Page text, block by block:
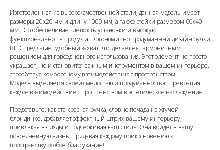
Изготовленная из высококачественной стали, данная модель имеет
размеры 20x20 мм и длину 1000 мм, а также стойки размером 60x40
мм. Это обеспечивает легкость установки и высокую
функциональность продукта. Эргономично продуманный дизайн ручки
RED предлагает удобный захват, что делает её гармоничным
решением для повседневного использования. Этот элемент не просто
украшает, но и становится важным инструментом в вашем интерьере,
способствуя комфортному взаимодействию с пространством.
Модель выделяется своей смелостью и продуманностью, превращая
каждое взаимодействие с пространством в эстетическое наслаждение.
Представьте, как эта красная ручка, словно помада на жгучей
блондинке, добавляет эффектный штрих вашему интерьеру,
привлекая взгляды и подчеркивая ваш стиль. Она войдет в вашу
повседневную жизнь, придавая каждому прикосновению к
пространству особое благоухание!